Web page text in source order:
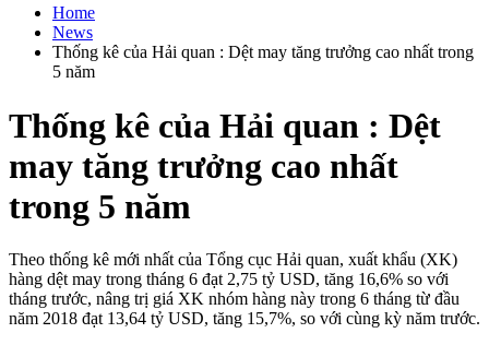
Home
News
Thống kê của Hải quan : Dệt may tăng trưởng cao nhất trong
5 năm
Thống kê của Hải quan : Dệt
may tăng trưởng cao nhất
trong 5 năm
Theo thống kê mới nhất của Tổng cục Hải quan, xuất khẩu (XK)
hàng dệt may trong tháng 6 đạt 2,75 tỷ USD, tăng 16,6% so với
tháng trước, nâng trị giá XK nhóm hàng này trong 6 tháng từ đầu
năm 2018 đạt 13,64 tỷ USD, tăng 15,7%, so với cùng kỳ năm trước.